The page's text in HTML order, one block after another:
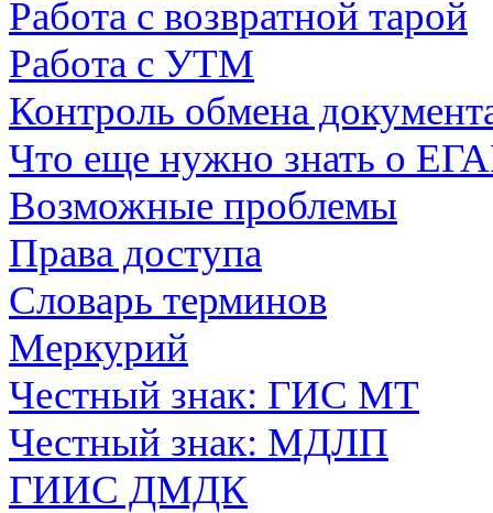
Работа с возвратной тарой
Работа с УТМ
Контроль обмена
Что еще нужно знать о
Возможные проблемы
Права доступа
Словарь терминов
Меркурий
Честный знак: ГИС МТ
Честный знак: МДЛП
ГИИС ДМДК